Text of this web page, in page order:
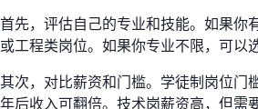
首先，评估自己的专业和技能。如果你
或工程类岗位。如果你专业不限，可以
其次，对比薪资和门槛。学徒制岗位门
年后收入可翻倍。技术岗薪资高，但需